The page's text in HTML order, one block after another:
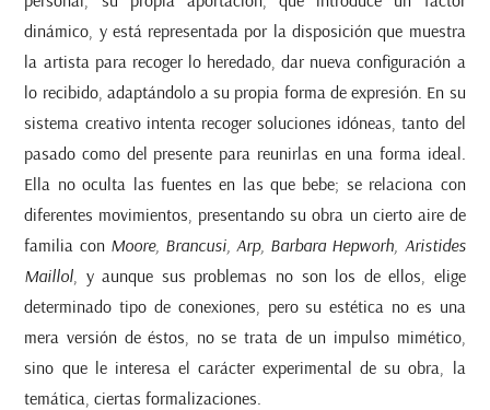
dinámico, y está representada por la disposición que muestra
la artista para recoger lo heredado, dar nueva configuración a
lo recibido, adaptándolo a su propia forma de expresión. En su
sistema creativo intenta recoger soluciones idóneas, tanto del
pasado como del presente para reunirlas en una forma ideal.
Ella no oculta las fuentes en las que bebe; se relaciona con
diferentes movimientos, presentando su obra un cierto aire de
familia con Moore, Brancusi, Arp, Barbara Hepworh, Aristides
Maillol , y aunque sus problemas no son los de ellos, elige
determinado tipo de conexiones, pero su estética no es una
mera versión de éstos, no se trata de un impulso mimético,
sino que le interesa el carácter experimental de su obra, la
temática, ciertas formalizaciones.